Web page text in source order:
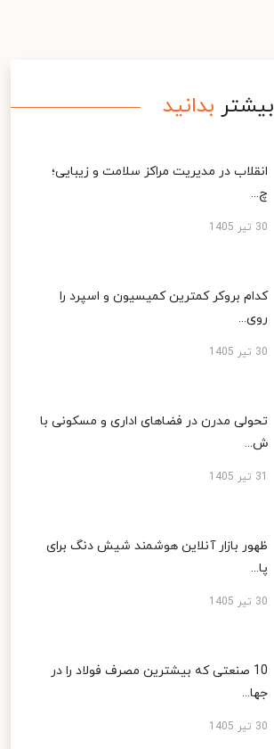
بیشتر بدانید
انقلاب در مدیریت مراکز سلامت و زیبایی؛
چ...
30 تیر 1405
کدام بروکر کمترین کمیسیون و اسپرد را
روی...
30 تیر 1405
تحولی مدرن در فضاهای اداری و مسکونی با
ش...
ظهور بازار آنلاین هوشمند شیش دنگ برای
پا...
30 تیر 1405
10 صنعتی که بیشترین مصرف فولاد را در
جها...
30 تیر 1405